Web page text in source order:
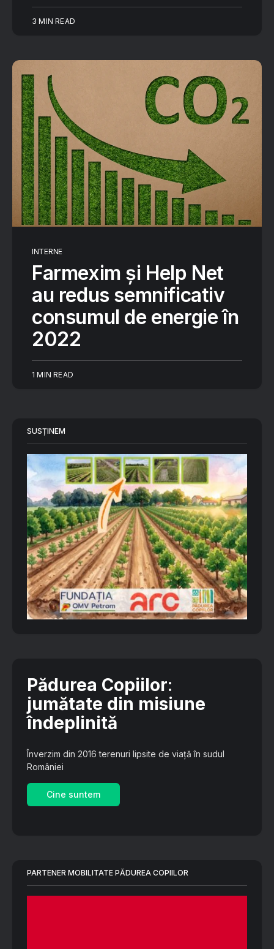
3 MIN READ
INTERNE
Farmexim și Help Net
au redus semnificativ
consumul de energie în
2022
1 MIN READ
SUSȚINEM
Pădurea Copiilor:
jumătate din misiune
îndeplinită
Înverzim din 2016 terenuri lipsite de viață în sudul
României
Cine suntem
PARTENER MOBILITATE PĂDUREA COPIILOR